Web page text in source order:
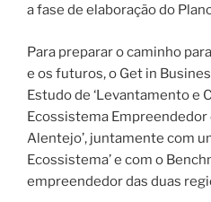
a fase de elaboração do
Para preparar o caminho
e os futuros, o Get in
Estudo de ‘Levantamento e
Ecossistema Empreendedor
Alentejo’, juntamente com
Ecossistema’ e com o
empreendedor das duas